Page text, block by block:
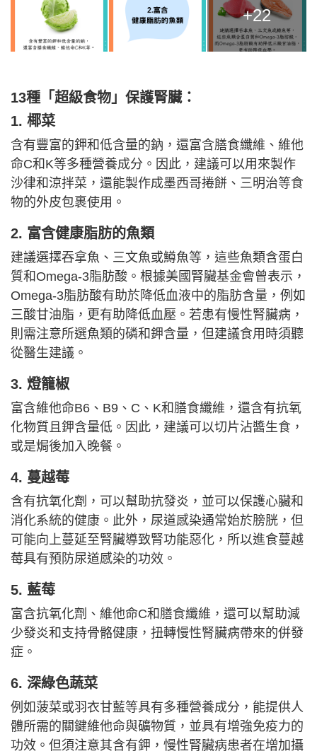
+22
13種「超級食物」保護腎臟：
1. 椰菜
含有豐富的鉀和低含量的鈉，還富含膳食纖維、維他
命C和K等多種營養成分。因此，建議可以用來製作
沙律和涼拌菜，還能製作成墨西哥捲餅、三明治等食
物的外皮包裹使用。
2. 富含健康脂肪的魚類
建議選擇吞拿魚、三文魚或鱒魚等，這些魚類含蛋白
質和Omega-3脂肪酸。根據美國腎臟基金會曾表示，
Omega-3脂肪酸有助於降低血液中的脂肪含量，例如
三酸甘油脂，更有助降低血壓。若患有慢性腎臟病，
則需注意所選魚類的磷和鉀含量，但建議食用時須聽
從醫生建議。
3. 燈籠椒
富含維他命B6、B9、C、K和膳食纖維，還含有抗氧
化物質且鉀含量低。因此，建議可以切片沾醬生食，
或是焗後加入晚餐。
4. 蔓越莓
含有抗氧化劑，可以幫助抗發炎，並可以保護心臟和
消化系統的健康。此外，尿道感染通常始於膀胱，但
可能向上蔓延至腎臟導致腎功能惡化，所以進食蔓越
莓具有預防尿道感染的功效。
5. 藍莓
富含抗氧化劑、維他命C和膳食纖維，還可以幫助減
少發炎和支持骨骼健康，扭轉慢性腎臟病帶來的併發
症。
6. 深綠色蔬菜
例如菠菜或羽衣甘藍等具有多種營養成分，能提供人
體所需的關鍵維他命與礦物質，並具有增強免疫力的
功效。但須注意其含有鉀，慢性腎臟病患者在增加攝